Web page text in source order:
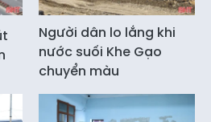
Người dân lo lắng khi
nước suối Khe Gạo
chuyển màu